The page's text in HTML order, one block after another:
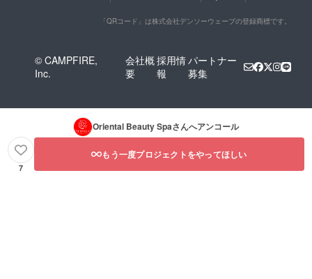
「QRコード」は株式会社デンソーウェーブの登録商標です。
© CAMPFIRE,
Inc.
会社概
要
採用情
報
パートナー
募集
Oriental Beauty Spaさんへアンコール
7
もう一度プロジェクトをやってほしい